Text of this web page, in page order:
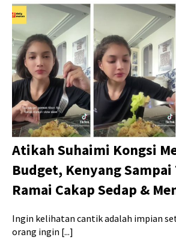
Atikah Suhaimi Kongsi
Budget, Kenyang
Ramai Cakap Sedap &
Ingin kelihatan cantik adalah impian
orang ingin [...]